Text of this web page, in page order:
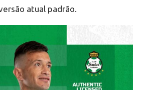
atual padrão.